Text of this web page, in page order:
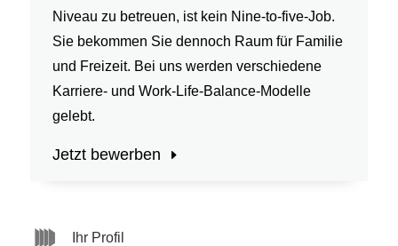
Niveau zu betreuen, ist kein Nine-to-five-Job.
Sie bekommen Sie dennoch Raum für Familie
und Freizeit. Bei uns werden verschiedene
Karriere- und Work-Life-Balance-Modelle
gelebt.
Jetzt bewerben
Ihr Profil